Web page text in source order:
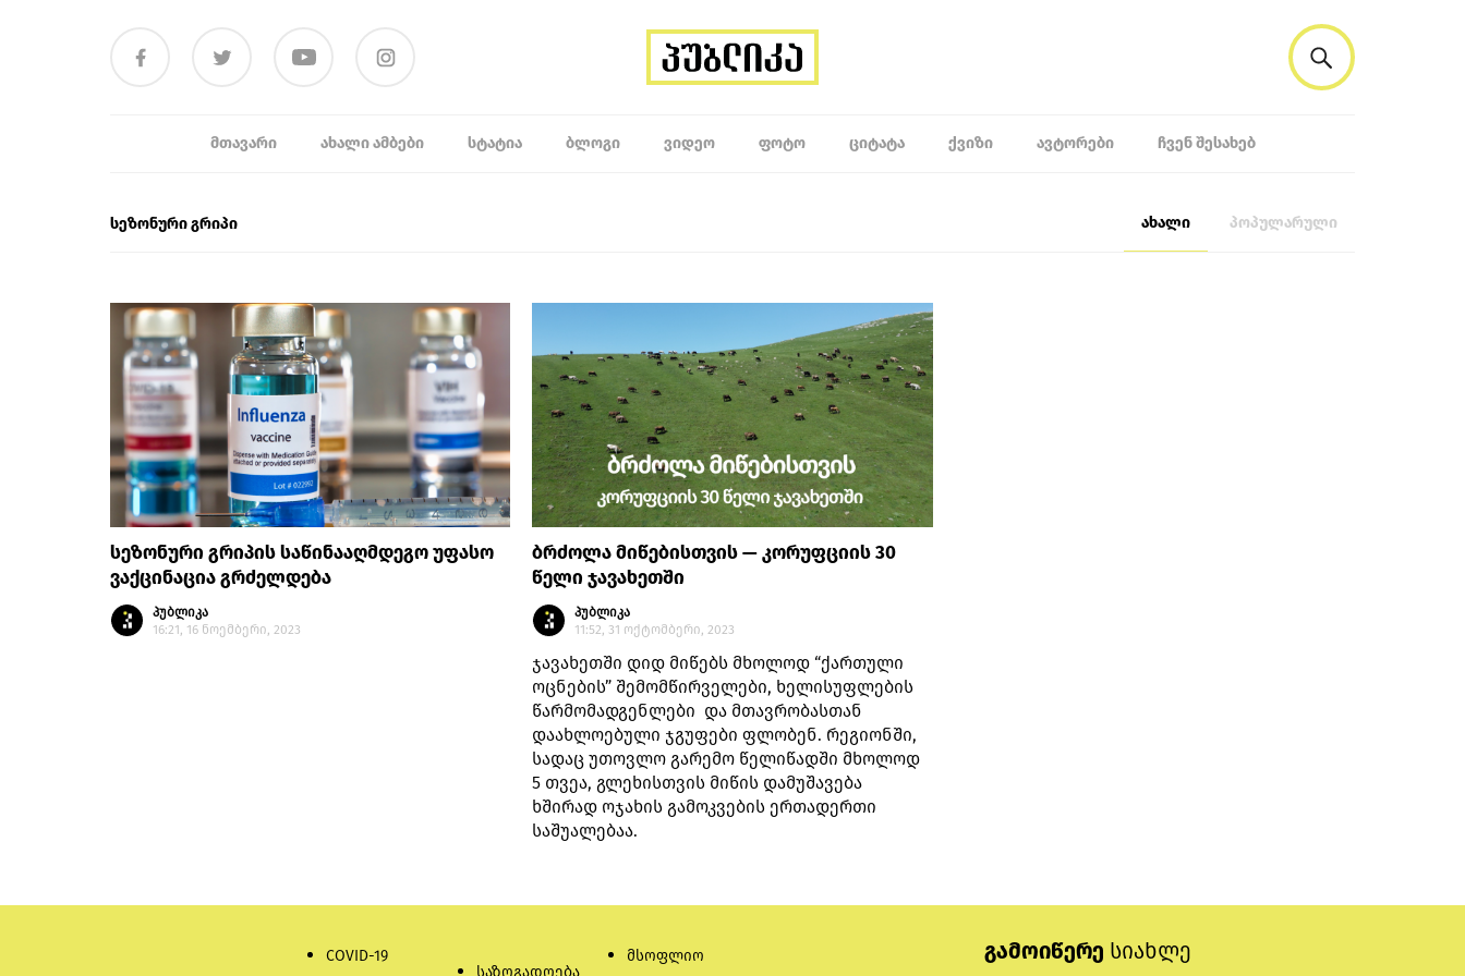
ᲛᲗᲐᲕᲐᲠᲘ ᲐᲮᲐᲚᲘ ᲐᲛᲑᲔᲑᲘ ᲡᲢᲐᲢᲘᲐ ᲑᲚᲝᲒᲘ ᲕᲘᲓᲔᲝ ᲤᲝᲢᲝ ᲪᲘᲢᲐᲢᲐ ᲥᲕᲘᲖᲘ ᲐᲕᲢᲝᲠᲔᲑᲘ ᲩᲕᲔᲜ ᲨᲔᲡᲐᲮᲔᲑ
სეზონური გრიპი ახალი პოპულარული
სეზონური გრიპის საწინააღმდეგო უფასო
ვაქცინაცია გრძელდება
პუბლიკა
16:21, 16 ნოემბერი, 2023
ბრძოლა მიწებისთვის — კორუფციის 30
წელი ჯავახეთში
პუბლიკა
11:52, 31 ოქტომბერი, 2023
ჯავახეთში დიდ მიწებს მხოლოდ “ქართული
ოცნების” შემომწირველები, ხელისუფლების
წარმომადგენლები და მთავრობასთან
დაახლოებული ჯგუფები ფლობენ. რეგიონში,
სადაც უთოვლო გარემო წელიწადში მხოლოდ
5 თვეა, გლეხისთვის მიწის დამუშავება
ხშირად ოჯახის გამოკვების ერთადერთი
საშუალებაა.
COVID-19
საზოგადოება
მსოფლიო გამოიწერე სიახლე